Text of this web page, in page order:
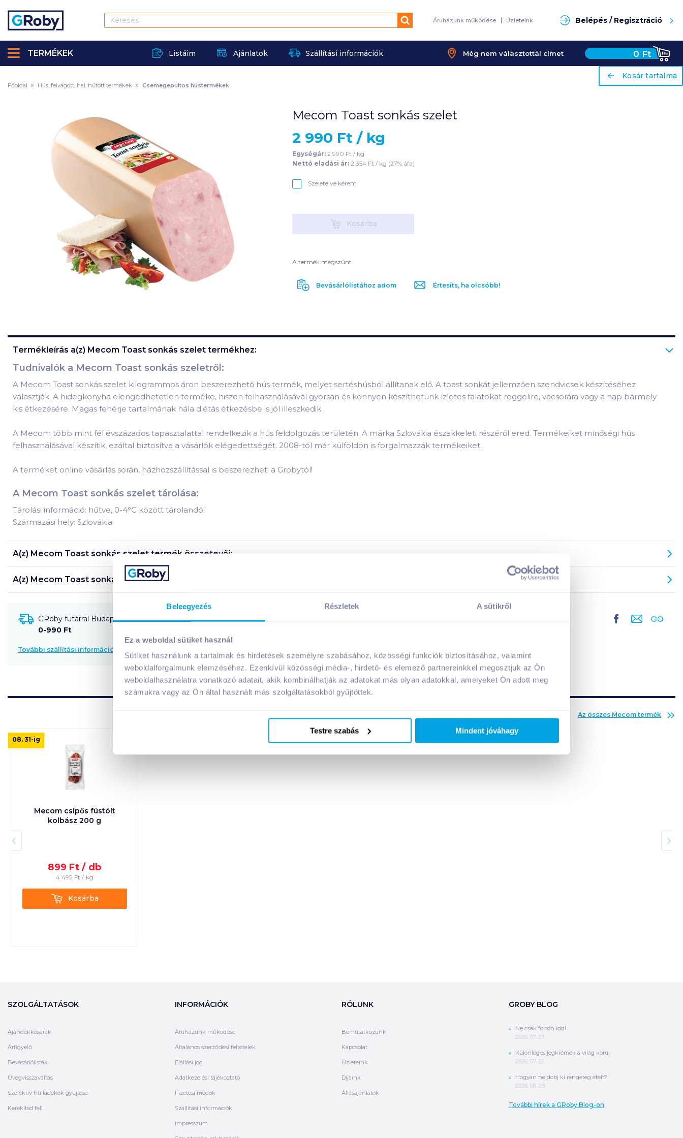
Beleegyezés Részletek A sütikről
Ez a weboldal sütiket használ
Sütiket használunk a tartalmak és hirdetések személyre szabásához, közösségi funkciók biztosításához, valamint
weboldalforgalmunk elemzéséhez. Ezenkívül közösségi média-, hirdető- és elemező partnereinkkel megosztjuk az Ön
weboldalhasználatra vonatkozó adatait, akik kombinálhatják az adatokat más olyan adatokkal, amelyeket Ön adott meg
számukra vagy az Ön által használt más szolgáltatásokból gyűjtöttek.
Testre szabás Mindent jóváhagy
Keresés Áruházunk működése Üzleteink Belépés / Regisztráció
Listáim Ajánlatok Szállítási információk Még nem választottál címet 0 Ft
TERMÉKEK
ariaLabel
Kosár tartalma
Főoldal Hús, felvágott, hal, hűtött termékek Csemegepultos hústermékek
Mecom Toast sonkás szelet
2 990 Ft / kg
Egységár: 2 990 Ft / kg
Nettó eladási ár: 2 354 Ft / kg (27% áfa)
Szeletelve kérem
KosárbaKosárba
A termék megszűnt
Bevásárlólistához adom Értesíts, ha olcsóbb!
Termékleírás a(z) Mecom Toast sonkás szelet termékhez:
Tudnivalók a Mecom Toast sonkás szeletről:
A Mecom Toast sonkás szelet kilogrammos áron beszerezhető hús termék, melyet sertéshúsból állítanak elő. A toast sonkát jellemzően szendvicsek készítéséhez
választják. A hidegkonyha elengedhetetlen terméke, hiszen felhasználásával gyorsan és könnyen készíthetünk ízletes falatokat reggelire, vacsorára vagy a nap bármely
kis étkezésére. Magas fehérje tartalmának hála diétás étkezésbe is jól illeszkedik.
A Mecom több mint fél évszázados tapasztalattal rendelkezik a hús feldolgozás területén. A márka Szlovákia északkeleti részéről ered. Termékeiket minőségi hús
felhasználásával készítik, ezáltal biztosítva a vásárlók elégedettségét. 2008-tól már külföldön is forgalmazzák termékeiket.
A terméket online vásárlás során, házhozszállítással is beszerezheti a Grobytól!
A Mecom Toast sonkás szelet tárolása:
Tárolási információ: hűtve, 0-4°C között tárolandó!
Származási hely: Szlovákia
A(z) Mecom Toast sonkás szelet termék összetevői:
A(z) Mecom Toast sonkás szelettermék tápanyagai:
GRoby futárral Budapestre és környékére szállítható
0-990 Ft
További szállítási információk
A márka további termékei
Az összes Mecom termék
Mecom csípős füstölt
kolbász 200 g
899 Ft / db
4 495 Ft / kg
KosárbaKosárba
08. 31-ig
SZOLGÁLTATÁSOK
Ajándékkosarak
Árfigyelő
Bevásárlólisták
Üvegvisszaváltás
Szelektív hulladékok gyűjtése
Kerekítsd fel!
INFORMÁCIÓK
Áruházunk működése
Általános szerződési feltételek
Elállási jog
Adatkezelési tájékoztató
Fizetési módok
Szállítási információk
Impresszum
RÓLUNK
Bemutatkozunk
Kapcsolat
Üzleteink
Díjaink
Állásajánlatok
GROBY BLOG
Ne csak forrón idd!
2026. 07. 23.
Különleges jégkrémek a világ körül
2026. 07. 22.
Hogyan ne dobj ki rengeteg ételt?
2026. 06. 23.
További hírek a GRoby Blog-on